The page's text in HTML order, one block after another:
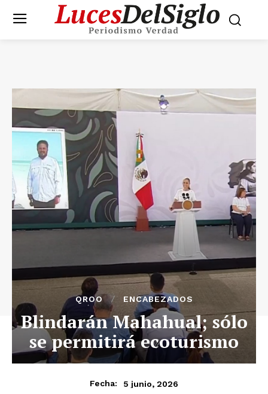
QROO ENCABEZADOS
Blindarán Mahahual; sólo
se permitirá ecoturismo
Fecha: 5 junio, 2026